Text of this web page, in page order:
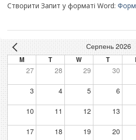
Створити Запит у форматі Word:
Серпень 2026
M T W T
27 28 29 30
3 4 5 6
10 11 12 13
17 18 19 20